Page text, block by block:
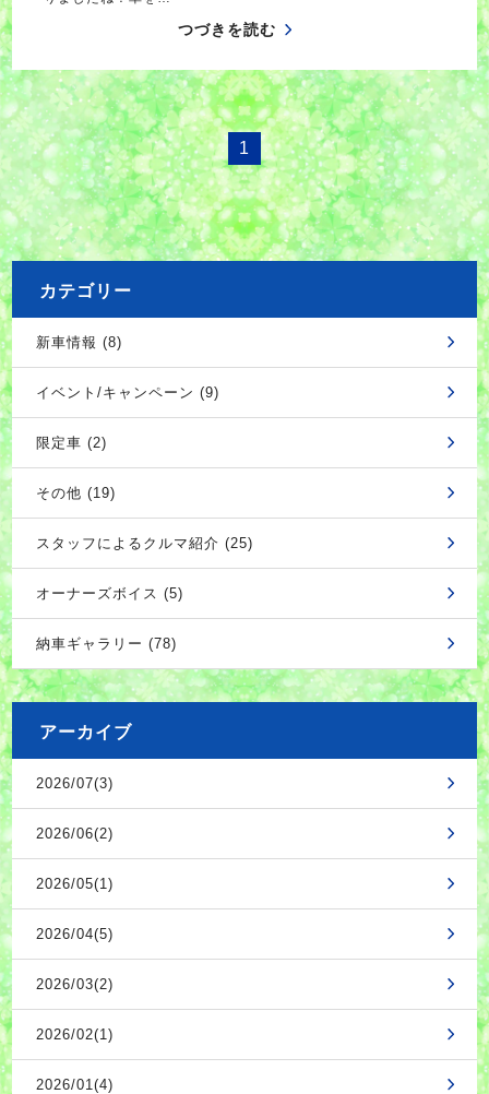
つづきを読む
1
カテゴリー
新車情報 (8)
イベント/キャンペーン (9)
限定車 (2)
その他 (19)
スタッフによるクルマ紹介 (25)
オーナーズボイス (5)
納車ギャラリー (78)
アーカイブ
2026/07(3)
2026/06(2)
2026/05(1)
2026/04(5)
2026/03(2)
2026/02(1)
2026/01(4)